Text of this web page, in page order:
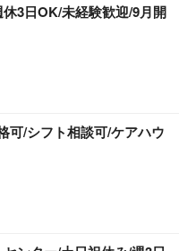
3日OK/未経験歓迎/9月開
可/シフト相談可/ケアハウ